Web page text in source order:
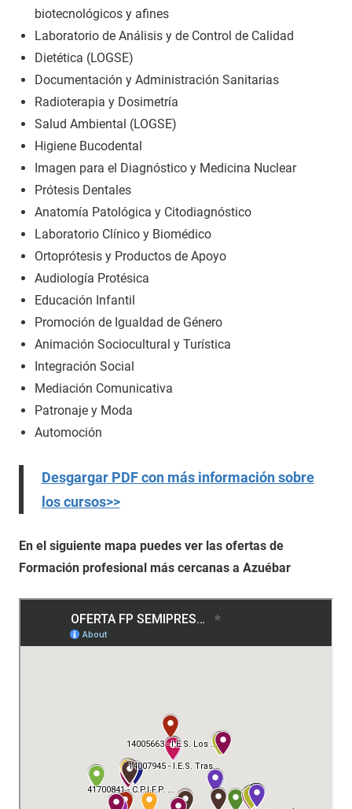
biotecnológicos y afines
Laboratorio de Análisis y de Control de Calidad
Dietética (LOGSE)
Documentación y Administración Sanitarias
Radioterapia y Dosimetría
Salud Ambiental (LOGSE)
Higiene Bucodental
Imagen para el Diagnóstico y Medicina Nuclear
Prótesis Dentales
Anatomía Patológica y Citodiagnóstico
Laboratorio Clínico y Biomédico
Ortoprótesis y Productos de Apoyo
Audiología Protésica
Educación Infantil
Promoción de Igualdad de Género
Animación Sociocultural y Turística
Integración Social
Mediación Comunicativa
Patronaje y Moda
Automoción
Desgargar PDF con más información sobre
los cursos>>
En el siguiente mapa puedes ver las ofertas de
Formación profesional más cercanas a Azuébar